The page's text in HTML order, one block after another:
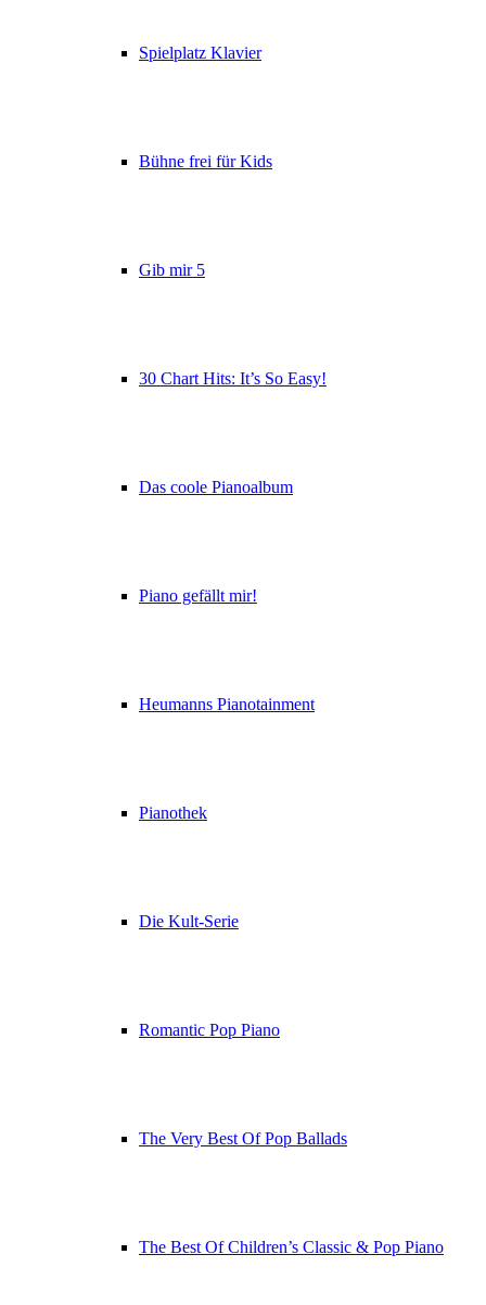
Spielplatz Klavier
Bühne frei für Kids
Gib mir 5
30 Chart Hits: It’s So Easy!
Das coole Pianoalbum
Piano gefällt mir!
Heumanns Pianotainment
Pianothek
Die Kult-Serie
Romantic Pop Piano
The Very Best Of Pop Ballads
The Best Of Children’s Classic & Pop Piano